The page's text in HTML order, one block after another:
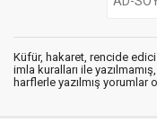
Küfür, hakaret, rencide
imla kuralları ile
harflerle yazılmış yorumlar